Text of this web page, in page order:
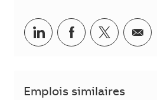
Partager surPartager sur
Share
Emplois similaires